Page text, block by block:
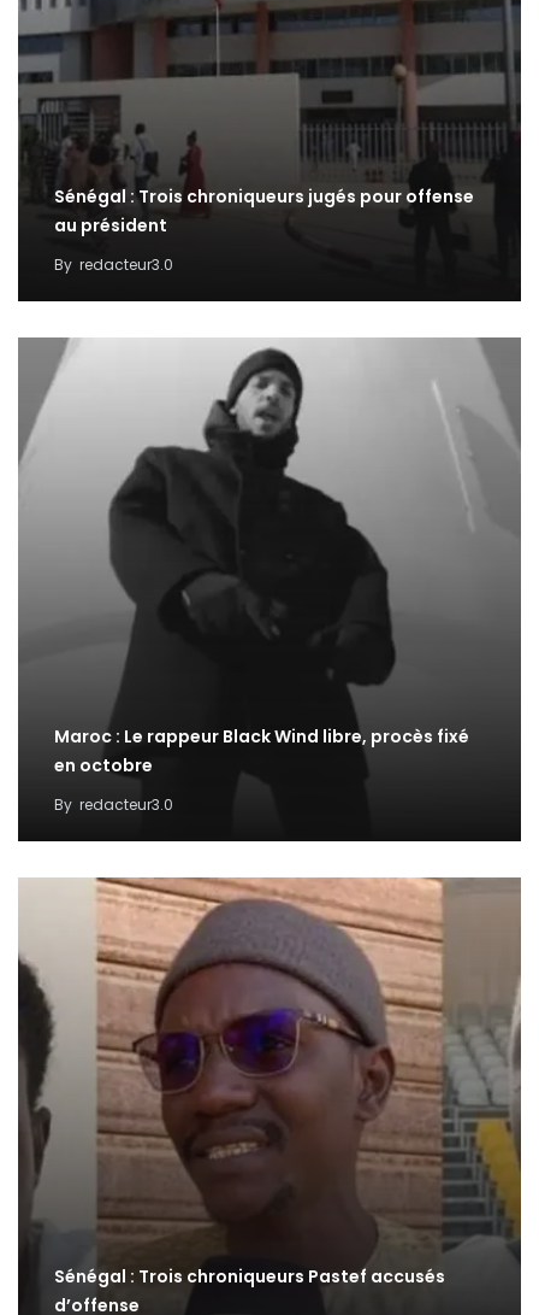
Sénégal : Trois chroniqueurs jugés pour offense
au président
By redacteur3.0
Maroc : Le rappeur Black Wind libre, procès fixé
en octobre
By redacteur3.0
Sénégal : Trois chroniqueurs Pastef accusés
d’offense